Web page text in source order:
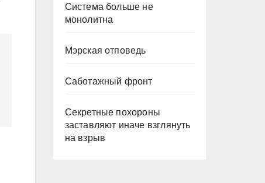
Система больше не
монолитна
Мэрская отповедь
Саботажный фронт
Секретные похороны
заставляют иначе взглянуть
на взрыв